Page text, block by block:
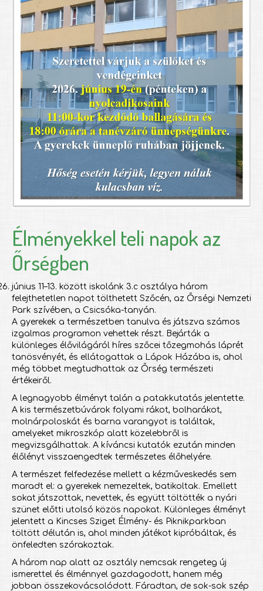
Élményekkel teli napok az
Őrségben
június 11–13. között iskolánk 3.c osztálya három
felejthetetlen napot tölthetett Szőcén, az Őrségi Nemzeti
Park szívében, a Csicsóka-tanyán.
A gyerekek a természetben tanulva és játszva számos
izgalmas programon vehettek részt. Bejárták a
különleges élővilágáról híres szőcei tőzegmohás láprét
tanösvényét, és ellátogattak a Lápok Házába is, ahol
még többet megtudhattak az Őrség természeti
értékeiről.
A legnagyobb élményt talán a patakkutatás jelentette.
A kis természetbúvárok folyami rákot, bolharákot,
molnárpoloskát és barna varangyot is találtak,
amelyeket mikroszkóp alatt közelebbről is
megvizsgálhattak. A kíváncsi kutatók ezután minden
élőlényt visszaengedtek természetes élőhelyére.
A természet felfedezése mellett a kézműveskedés sem
maradt el: a gyerekek nemezeltek, batikoltak. Emellett
sokat játszottak, nevettek, és együtt töltötték a nyári
szünet előtti utolsó közös napokat. Különleges élményt
jelentett a Kincses Sziget Élmény- és Piknikparkban
töltött délután is, ahol minden játékot kipróbáltak, és
önfeledten szórakoztak.
A három nap alatt az osztály nemcsak rengeteg új
ismerettel és élménnyel gazdagodott, hanem még
jobban összekovácsolódott. Fáradtan, de sok-sok szép